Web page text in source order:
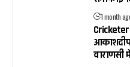
1 month
Cricketer
वाराणसी